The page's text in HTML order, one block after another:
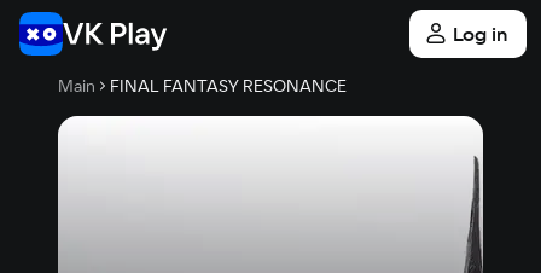
Log in
Main FINAL FANTASY RESONANCE